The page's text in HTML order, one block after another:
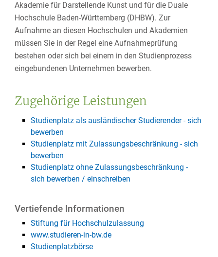
Akademie für Darstellende Kunst und für die Duale
Hochschule Baden-Württemberg (DHBW). Zur
Aufnahme an diesen Hochschulen und Akademien
müssen Sie in der Regel eine Aufnahmeprüfung
bestehen oder sich bei einem in den Studienprozess
eingebundenen Unternehmen bewerben.
Vertiefende Informationen
Stiftung für Hochschulzulassung
www.studieren-in-bw.de
Studienplatzbörse
Zugehörige Leistungen
Studienplatz als ausländischer Studierender - sich
bewerben
Studienplatz mit Zulassungsbeschränkung - sich
bewerben
Studienplatz ohne Zulassungsbeschränkung -
sich bewerben / einschreiben